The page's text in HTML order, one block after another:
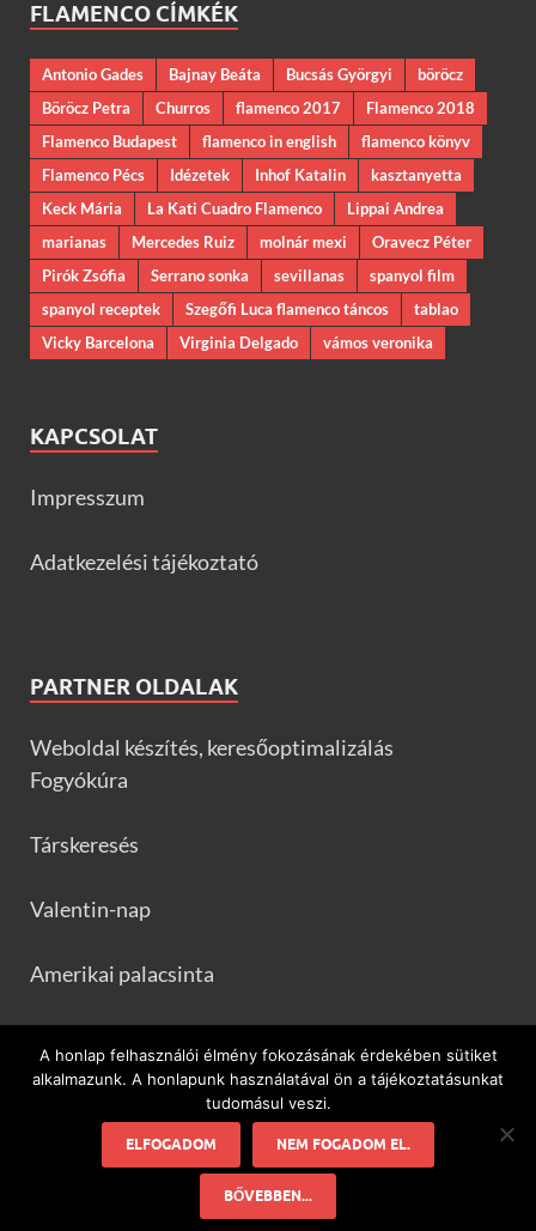
FLAMENCO CÍMKÉK
Antonio Gades Bajnay Beáta Bucsás Györgyi
böröcz
Böröcz Petra
Churros flamenco 2017
Flamenco 2018
Flamenco Budapest
flamenco in english
flamenco könyv
Flamenco Pécs
Idézetek Inhof Katalin
kasztanyetta
Keck Mária
La Kati Cuadro Flamenco
Lippai Andrea
marianas
Mercedes Ruiz molnár mexi
Oravecz Péter
Pirók Zsófia
Serrano sonka sevillanas
spanyol film
spanyol receptek
Szegőfi Luca flamenco táncos
tablao
Vicky Barcelona
Virginia Delgado vámos veronika
KAPCSOLAT
Impresszum
Adatkezelési tájékoztató
PARTNER OLDALAK
Weboldal készítés, keresőoptimalizálás
Fogyókúra
Társkeresés
Valentin-nap
Amerikai palacsinta
Minden ami flamenco és Spanyolország!
WordPress
A honlap felhasználói élmény fokozásának érdekében sütiket
alkalmazunk. A honlapunk használatával ön a tájékoztatásunkat
tudomásul veszi.
ELFOGADOM NEM FOGADOM EL.
BŐVEBBEN...